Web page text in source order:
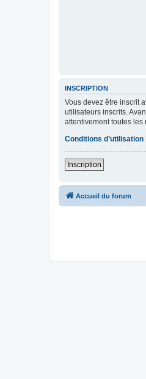
INSCRIPTION
Vous devez être inscrit
utilisateurs inscrits.
attentivement toutes
Conditions d’utilisation
Inscription
Accueil du forum